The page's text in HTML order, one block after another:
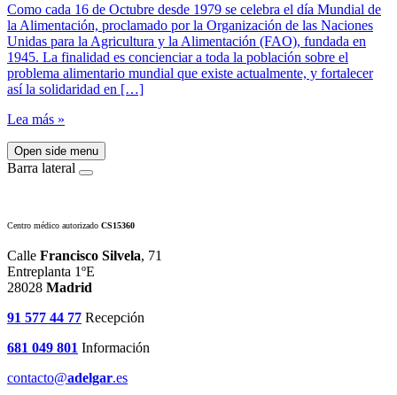
Como cada 16 de Octubre desde 1979 se celebra el día Mundial de
la Alimentación, proclamado por la Organización de las Naciones
Unidas para la Agricultura y la Alimentación (FAO), fundada en
1945. La finalidad es concienciar a toda la población sobre el
problema alimentario mundial que existe actualmente, y fortalecer
así la solidaridad en […]
Lea más »
Open side menu
Barra lateral
Centro médico autorizado CS15360
Calle Francisco Silvela, 71
Entreplanta 1ºE
28028 Madrid
91 577 44 77 Recepción
681 049 801 Información
contacto@adelgar.es